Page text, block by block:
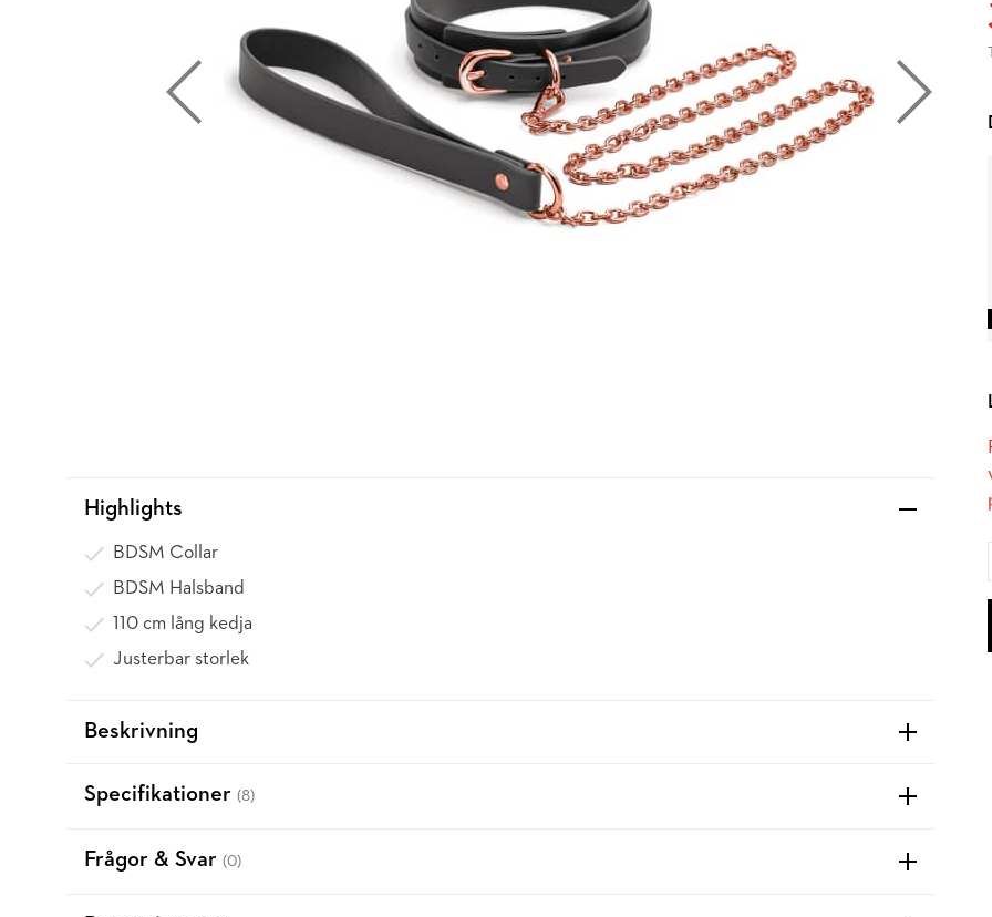
Highlights
BDSM Collar
BDSM Halsband
110 cm lång kedja
Justerbar storlek
Beskrivning
Specifikationer (8)
Frågor & Svar (0)